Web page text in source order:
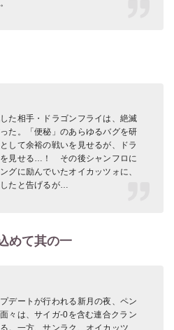
た相手・ドラゴンフライは、絶滅
た。「便秘」のあらゆるバグを研
して余裕の戦いを見せるが、ドラ
を見せる…！ その後シャンフロに
グに励んでいたオイカッツォに、
たと告げるが…
めて其の一
デートが行われる新月の夜、ペン
々は、サイガ-0を含む連合クラン
。一方、サンラク、オイカッツ